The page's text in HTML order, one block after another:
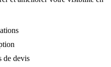
de devis